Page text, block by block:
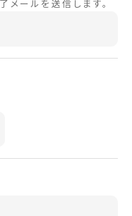
ールを送信します。